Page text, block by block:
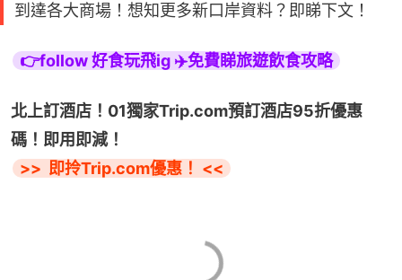
到達各大商場！想知更多新口岸資料？即睇下文！
👉follow 好食玩飛ig ✈️免費睇旅遊飲食攻略
北上訂酒店！01獨家Trip.com預訂酒店95折優惠
碼！即用即減！
>>  即拎Trip.com優惠！ <<